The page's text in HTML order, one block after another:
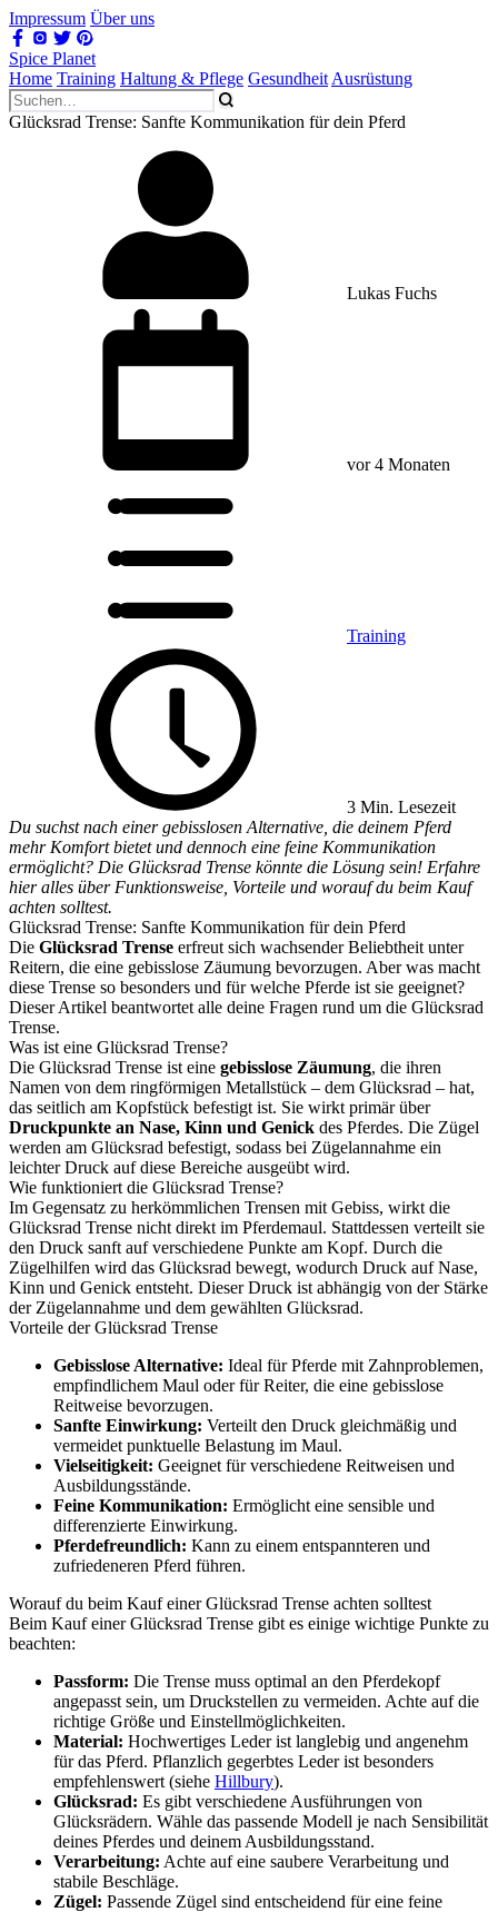
Impressum Über uns
Spice Planet
Home Training Haltung & Pflege Gesundheit Ausrüstung
Glücksrad Trense: Sanfte Kommunikation für dein Pferd
Lukas Fuchs
vor 4 Monaten
Training
3 Min. Lesezeit
Du suchst nach einer gebisslosen Alternative, die deinem Pferd
mehr Komfort bietet und dennoch eine feine Kommunikation
ermöglicht? Die Glücksrad Trense könnte die Lösung sein! Erfahre
hier alles über Funktionsweise, Vorteile und worauf du beim Kauf
achten solltest.
Glücksrad Trense: Sanfte Kommunikation für dein Pferd
Die Glücksrad Trense erfreut sich wachsender Beliebtheit unter
Reitern, die eine gebisslose Zäumung bevorzugen. Aber was macht
diese Trense so besonders und für welche Pferde ist sie geeignet?
Dieser Artikel beantwortet alle deine Fragen rund um die Glücksrad
Trense.
Was ist eine Glücksrad Trense?
Die Glücksrad Trense ist eine gebisslose Zäumung, die ihren
Namen von dem ringförmigen Metallstück – dem Glücksrad – hat,
das seitlich am Kopfstück befestigt ist. Sie wirkt primär über
Druckpunkte an Nase, Kinn und Genick des Pferdes. Die Zügel
werden am Glücksrad befestigt, sodass bei Zügelannahme ein
leichter Druck auf diese Bereiche ausgeübt wird.
Wie funktioniert die Glücksrad Trense?
Im Gegensatz zu herkömmlichen Trensen mit Gebiss, wirkt die
Glücksrad Trense nicht direkt im Pferdemaul. Stattdessen verteilt sie
den Druck sanft auf verschiedene Punkte am Kopf. Durch die
Zügelhilfen wird das Glücksrad bewegt, wodurch Druck auf Nase,
Kinn und Genick entsteht. Dieser Druck ist abhängig von der Stärke
der Zügelannahme und dem gewählten Glücksrad.
Vorteile der Glücksrad Trense
Gebisslose Alternative: Ideal für Pferde mit Zahnproblemen,
empfindlichem Maul oder für Reiter, die eine gebisslose
Reitweise bevorzugen.
Sanfte Einwirkung: Verteilt den Druck gleichmäßig und
vermeidet punktuelle Belastung im Maul.
Vielseitigkeit: Geeignet für verschiedene Reitweisen und
Ausbildungsstände.
Feine Kommunikation: Ermöglicht eine sensible und
differenzierte Einwirkung.
Pferdefreundlich: Kann zu einem entspannteren und
zufriedeneren Pferd führen.
Worauf du beim Kauf einer Glücksrad Trense achten solltest
Beim Kauf einer Glücksrad Trense gibt es einige wichtige Punkte zu
beachten:
Passform: Die Trense muss optimal an den Pferdekopf
angepasst sein, um Druckstellen zu vermeiden. Achte auf die
richtige Größe und Einstellmöglichkeiten.
Material: Hochwertiges Leder ist langlebig und angenehm
für das Pferd. Pflanzlich gegerbtes Leder ist besonders
empfehlenswert (siehe Hillbury).
Glücksrad: Es gibt verschiedene Ausführungen von
Glücksrädern. Wähle das passende Modell je nach Sensibilität
deines Pferdes und deinem Ausbildungsstand.
Verarbeitung: Achte auf eine saubere Verarbeitung und
stabile Beschläge.
Zügel: Passende Zügel sind entscheidend für eine feine